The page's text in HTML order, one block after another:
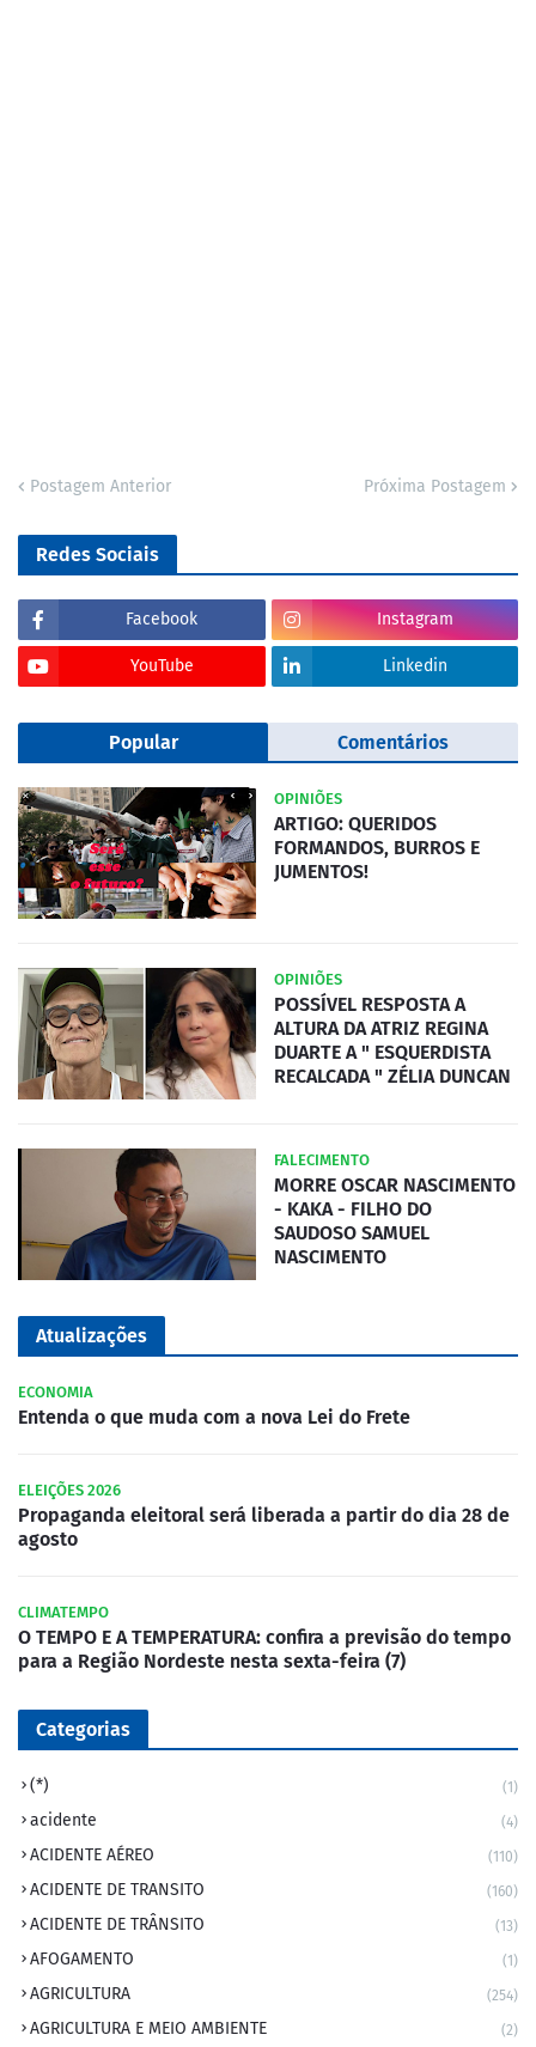
Postagem Anterior Próxima Postagem
Redes Sociais
Facebook Instagram
YouTube Linkedin
Popular Comentários
OPINIÕES
ARTIGO: QUERIDOS
FORMANDOS, BURROS E
JUMENTOS!
OPINIÕES
POSSÍVEL RESPOSTA A
ALTURA DA ATRIZ REGINA
DUARTE A " ESQUERDISTA
RECALCADA " ZÉLIA DUNCAN
FALECIMENTO
MORRE OSCAR NASCIMENTO
- KAKA - FILHO DO
SAUDOSO SAMUEL
NASCIMENTO
Atualizações
ECONOMIA
Entenda o que muda com a nova Lei do Frete
ELEIÇÕES 2026
Propaganda eleitoral será liberada a partir do dia 28 de
agosto
CLIMATEMPO
O TEMPO E A TEMPERATURA: confira a previsão do tempo
para a Região Nordeste nesta sexta-feira (7)
Categorias
(*) (1)
acidente (4)
ACIDENTE AÉREO (110)
ACIDENTE DE TRANSITO (160)
ACIDENTE DE TRÂNSITO (13)
AFOGAMENTO (1)
AGRICULTURA (254)
AGRICULTURA E MEIO AMBIENTE (2)